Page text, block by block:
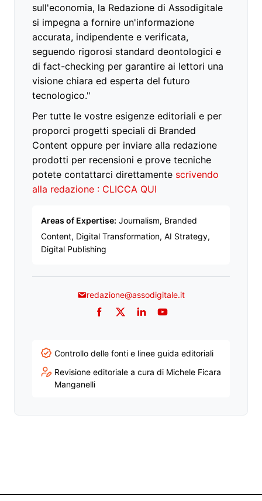
sull'economia, la Redazione di Assodigitale
si impegna a fornire un'informazione
accurata, indipendente e verificata,
seguendo rigorosi standard deontologici e
di fact-checking per garantire ai lettori una
visione chiara ed esperta del futuro
tecnologico."
Per tutte le vostre esigenze editoriali e per
proporci progetti speciali di Branded
Content oppure per inviare alla redazione
prodotti per recensioni e prove tecniche
potete contattarci direttamente scrivendo
alla redazione : CLICCA QUI
Areas of Expertise: Journalism, Branded
Content, Digital Transformation, AI Strategy,
Digital Publishing
redazione@assodigitale.it
Facebook
TwitterLinkedInYouTube
Controllo delle fonti e linee guida editoriali
Revisione editoriale a cura di Michele Ficara
Manganelli